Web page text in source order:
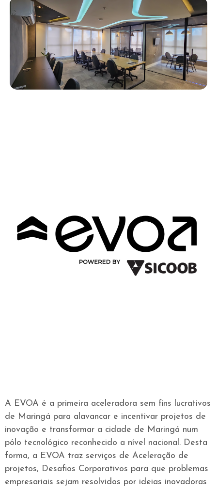
A EVOA é a primeira aceleradora sem fins lucrativos
de Maringá para alavancar e incentivar projetos de
inovação e transformar a cidade de Maringá num
pólo tecnológico reconhecido a nível nacional. Desta
forma, a EVOA traz serviços de Aceleração de
projetos, Desafios Corporativos para que problemas
empresariais sejam resolvidos por ideias inovadoras